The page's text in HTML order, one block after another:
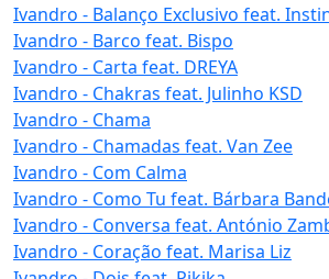
Ivandro - Balanço Exclusivo feat.
Ivandro - Barco feat. Bispo
Ivandro - Carta feat. DREYA
Ivandro - Chakras feat. Julinho KSD
Ivandro - Chama
Ivandro - Chamadas feat. Van Zee
Ivandro - Com Calma
Ivandro - Como Tu feat. Bárbara
Ivandro - Conversa feat. António
Ivandro - Coração feat. Marisa Liz